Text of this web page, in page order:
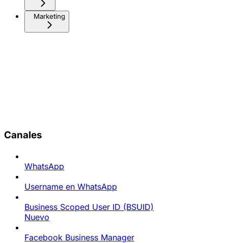
Marketing
Canales
WhatsApp
Username en WhatsApp
Business Scoped User ID (BSUID)
Nuevo
Facebook Business Manager